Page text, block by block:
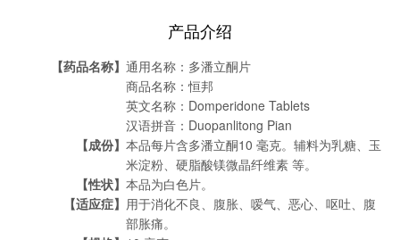
产品介绍
【药品名称】 通用名称：多潘立酮片
商品名称：恒邦
英文名称：Domperidone Tablets
汉语拼音：Duopanlitong Pian
【成份】 本品每片含多潘立酮10 毫克。辅料为乳糖、玉
米淀粉、硬脂酸镁微晶纤维素 等。
【性状】 本品为白色片。
【适应症】 用于消化不良、腹胀、嗳气、恶心、呕吐、腹
部胀痛。